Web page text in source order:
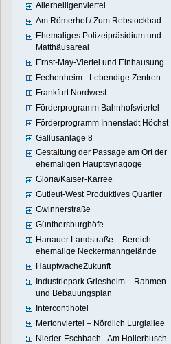
Allerheiligenviertel
Am Römerhof / Zum Rebstockbad
Ehemaliges Polizeipräsidium und
Matthäusareal
Ernst-May-Viertel und Einhausung
Fechenheim - Lebendige Zentren
Frankfurt Nordwest
Förderprogramm Bahnhofsviertel
Förderprogramm Innenstadt Höchst
Gallusanlage 8
Gestaltung der Passage am Ort der
ehemaligen Hauptsynagoge
Gloria/Kaiser-Karree
Gutleut-West Produktives Quartier
Gwinnerstraße
Günthersburghöfe
Hanauer Landstraße – Bereich
ehemalige Neckermanngelände
HauptwacheZukunft
Industriepark Griesheim – Rahmen-
und Bebauungsplan
Intercontihotel
Mertonviertel – Nördlich Lurgiallee
Nieder-Eschbach - Am Hollerbusch